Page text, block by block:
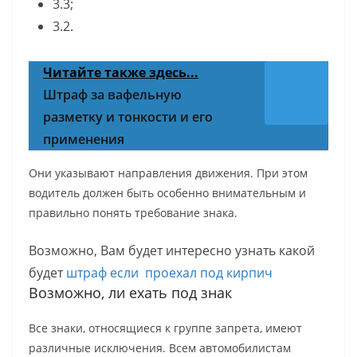
3.3;
3.2.
Читайте также здесь...
Штраф за вафельную
разметку и тонкости и его
применения
Они указывают направления движения. При этом
водитель должен быть особенно внимательным и
правильно понять требование знака.
Возможно, Вам будет интересно узнать какой
будетштраф если проехал под кирпич
Возможно, ли ехать под знак
Все знаки, относящиеся к группе запрета, имеют
различные исключения. Всем автомобилистам